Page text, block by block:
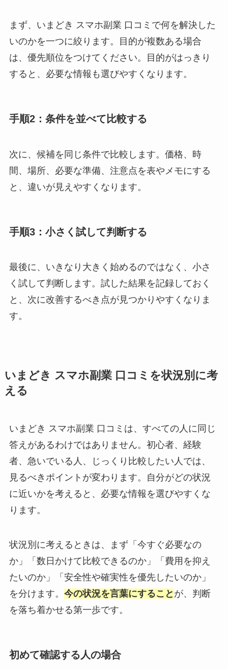
まず、いまどき スマホ副業 口コミで何を解決した
いのかを一つに絞ります。目的が複数ある場合
は、優先順位をつけてください。目的がはっきり
すると、必要な情報も選びやすくなります。
手順2：条件を並べて比較する
次に、候補を同じ条件で比較します。価格、時
間、場所、必要な準備、注意点を表やメモにする
と、違いが見えやすくなります。
手順3：小さく試して判断する
最後に、いきなり大きく始めるのではなく、小さ
く試して判断します。試した結果を記録しておく
と、次に改善するべき点が見つかりやすくなりま
す。
いまどき スマホ副業 口コミを状況別に考
える
いまどき スマホ副業 口コミは、すべての人に同じ
答えがあるわけではありません。初心者、経験
者、急いでいる人、じっくり比較したい人では、
見るべきポイントが変わります。自分がどの状況
に近いかを考えると、必要な情報を選びやすくな
ります。
状況別に考えるときは、まず「今すぐ必要なの
か」「数日かけて比較できるのか」「費用を抑え
たいのか」「安全性や確実性を優先したいのか」
を分けます。 今の状況を言葉にすること が、判断
を落ち着かせる第一歩です。
初めて確認する人の場合